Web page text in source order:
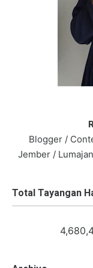
Blogger /
Jember /
Total Tayangan